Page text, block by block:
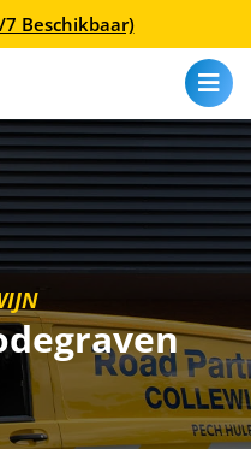
7 Beschikbaar)